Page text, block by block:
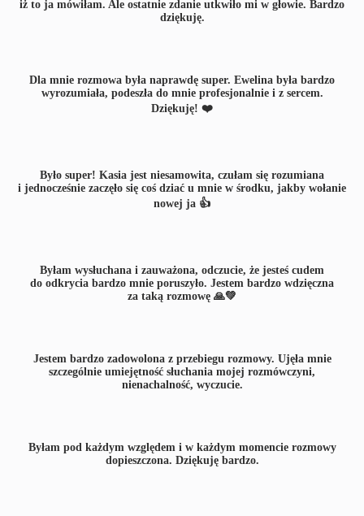
iż to ja mówiłam. Ale ostatnie zdanie utkwiło mi w głowie. Bardzo
dziękuję.
Dla mnie rozmowa była naprawdę super. Ewelina była bardzo
wyrozumiała, podeszła do mnie profesjonalnie i z sercem.
Dziękuję! ❤️
Było super! Kasia jest niesamowita, czułam się rozumiana
i jednocześnie zaczęło się coś dziać u mnie w środku, jakby wołanie
nowej ja 👍
Byłam wysłuchana i zauważona, odczucie, że jesteś cudem
do odkrycia bardzo mnie poruszyło. Jestem bardzo wdzięczna
za taką rozmowę 🙏💚
Jestem bardzo zadowolona z przebiegu rozmowy. Ujęła mnie
szczególnie umiejętność słuchania mojej rozmówczyni,
nienachalność, wyczucie.
Byłam pod każdym względem i w każdym momencie rozmowy
dopieszczona. Dziękuję bardzo.